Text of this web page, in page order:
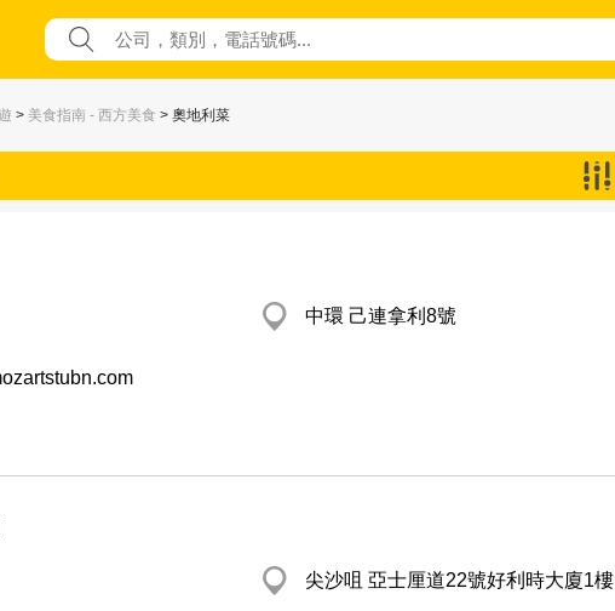
> 美食指南 - 西方美食 > 奧地利菜
中環 己連拿利8號
尖沙咀 亞士厘道22號好利時大廈1樓